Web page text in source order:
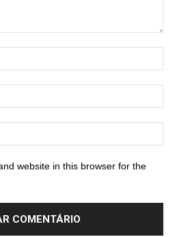
website in this browser for the